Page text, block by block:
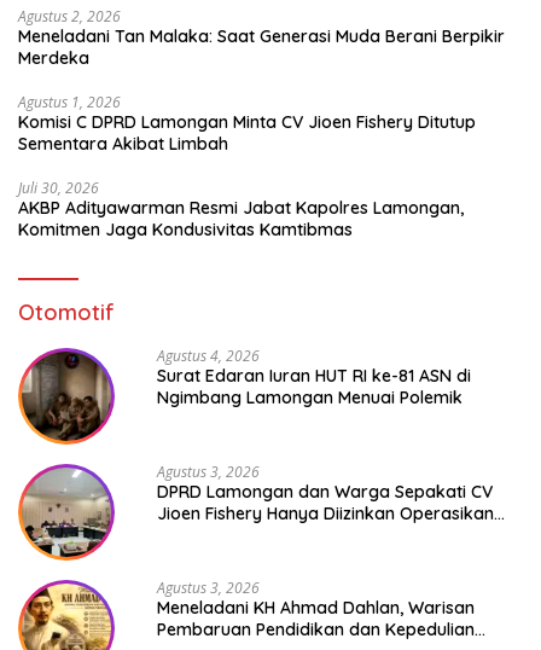
Agustus 2, 2026
Meneladani Tan Malaka: Saat Generasi Muda Berani Berpikir
Merdeka
Agustus 1, 2026
Komisi C DPRD Lamongan Minta CV Jioen Fishery Ditutup
Sementara Akibat Limbah
Juli 30, 2026
AKBP Adityawarman Resmi Jabat Kapolres Lamongan,
Komitmen Jaga Kondusivitas Kamtibmas
Otomotif
Agustus 4, 2026
Surat Edaran Iuran HUT RI ke-81 ASN di
Ngimbang Lamongan Menuai Polemik
Agustus 3, 2026
DPRD Lamongan dan Warga Sepakati CV
Jioen Fishery Hanya Diizinkan Operasikan
Agustus 3, 2026
Meneladani KH Ahmad Dahlan, Warisan
Pembaruan Pendidikan dan Kepedulian